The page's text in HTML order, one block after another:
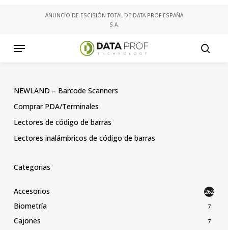
ANUNCIO DE ESCISIÓN TOTAL DE DATA PROF ESPAÑA
S.A.
Menu
NEWLAND – Barcode Scanners
Comprar PDA/Terminales
Lectores de código de barras
Lectores inalámbricos de código de barras
Categorias
Accesorios 262
Biometría 7
Cajones 7